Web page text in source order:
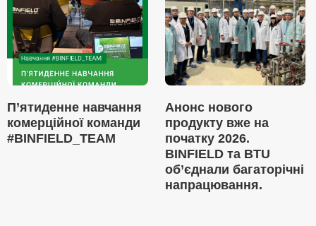
П’ятиденне навчання
комерційної команди
#BINFIELD_TEAM
Анонс нового
продукту вже на
початку 2026.
BINFIELD та BTU
об’єднали багаторічні
напрацювання.